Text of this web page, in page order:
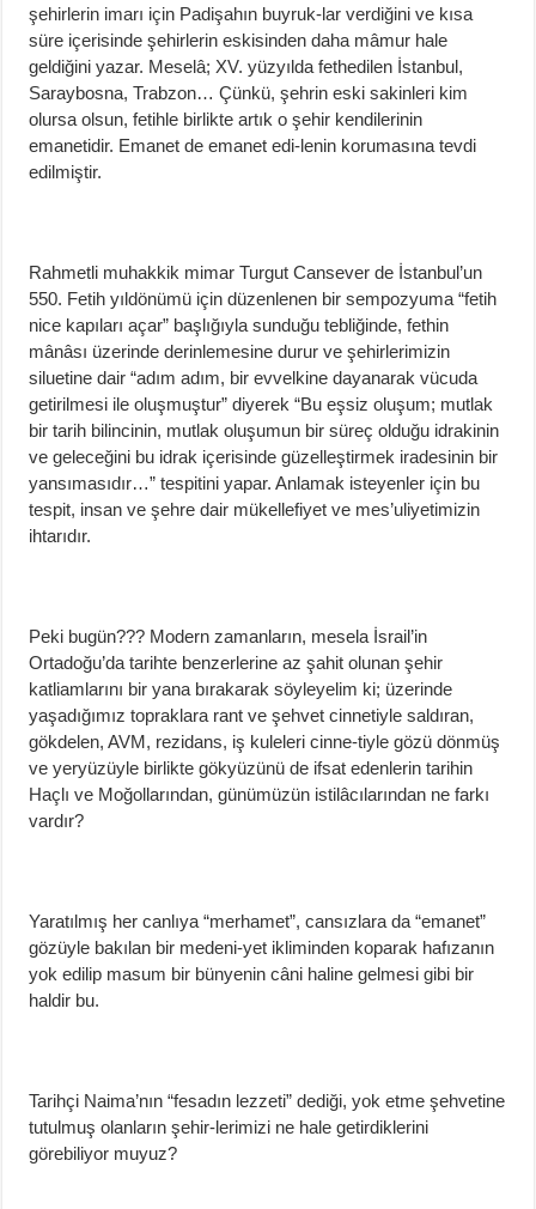
şehirlerin imarı için Padişahın buyruk-lar verdiğini ve kısa
süre içerisinde şehirlerin eskisinden daha mâmur hale
geldiğini yazar. Meselâ; XV. yüzyılda fethedilen İstanbul,
Saraybosna, Trabzon… Çünkü, şehrin eski sakinleri kim
olursa olsun, fetihle birlikte artık o şehir kendilerinin
emanetidir. Emanet de emanet edi-lenin korumasına tevdi
edilmiştir.
Rahmetli muhakkik mimar Turgut Cansever de İstanbul’un
550. Fetih yıldönümü için düzenlenen bir sempozyuma “fetih
nice kapıları açar” başlığıyla sunduğu tebliğinde, fethin
mânâsı üzerinde derinlemesine durur ve şehirlerimizin
siluetine dair “adım adım, bir evvelkine dayanarak vücuda
getirilmesi ile oluşmuştur” diyerek “Bu eşsiz oluşum; mutlak
bir tarih bilincinin, mutlak oluşumun bir süreç olduğu idrakinin
ve geleceğini bu idrak içerisinde güzelleştirmek iradesinin bir
yansımasıdır…” tespitini yapar. Anlamak isteyenler için bu
tespit, insan ve şehre dair mükellefiyet ve mes’uliyetimizin
ihtarıdır.
Peki bugün??? Modern zamanların, mesela İsrail’in
Ortadoğu’da tarihte benzerlerine az şahit olunan şehir
katliamlarını bir yana bırakarak söyleyelim ki; üzerinde
yaşadığımız topraklara rant ve şehvet cinnetiyle saldıran,
gökdelen, AVM, rezidans, iş kuleleri cinne-tiyle gözü dönmüş
ve yeryüzüyle birlikte gökyüzünü de ifsat edenlerin tarihin
Haçlı ve Moğollarından, günümüzün istilâcılarından ne farkı
vardır?
Yaratılmış her canlıya “merhamet”, cansızlara da “emanet”
gözüyle bakılan bir medeni-yet ikliminden koparak hafızanın
yok edilip masum bir bünyenin câni haline gelmesi gibi bir
haldir bu.
Tarihçi Naima’nın “fesadın lezzeti” dediği, yok etme şehvetine
tutulmuş olanların şehir-lerimizi ne hale getirdiklerini
görebiliyor muyuz?